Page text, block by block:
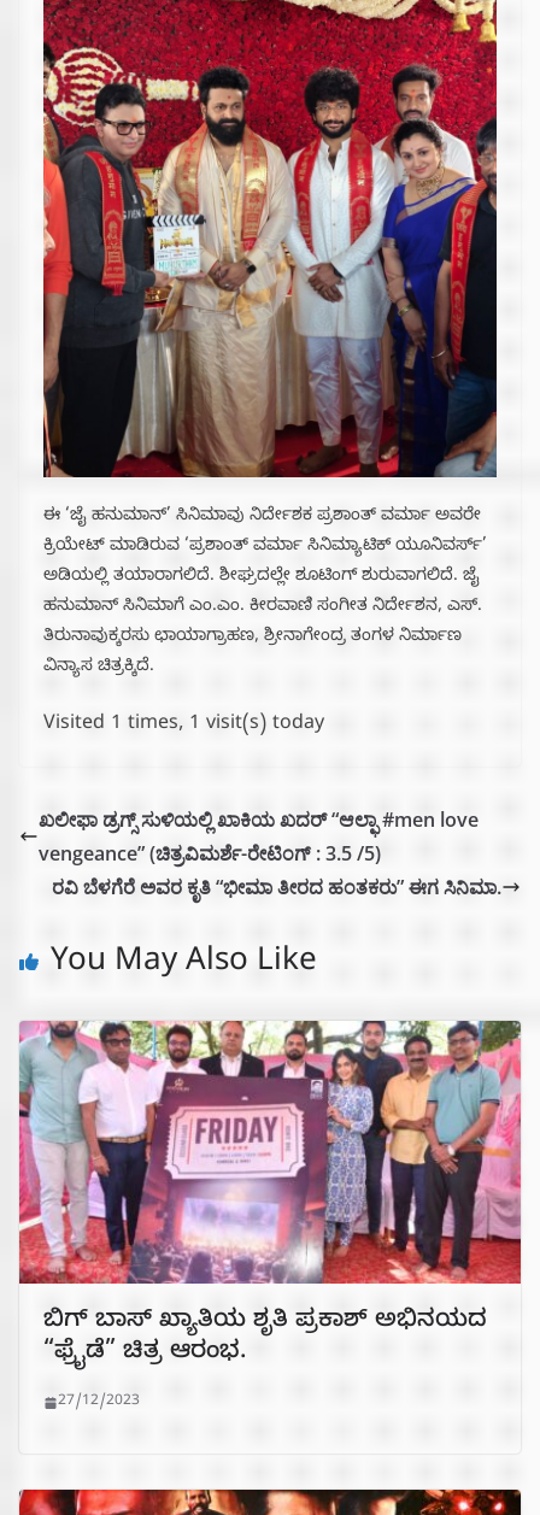
ಈ ‘ಜೈ ಹನುಮಾನ್‌’ ಸಿನಿಮಾವು ನಿರ್ದೇಶಕ ಪ್ರಶಾಂತ್ ವರ್ಮಾ ಅವರೇ
ಕ್ರಿಯೇಟ್ ಮಾಡಿರುವ ‘ಪ್ರಶಾಂತ್ ವರ್ಮಾ ಸಿನಿಮ್ಯಾಟಿಕ್ ಯೂನಿವರ್ಸ್’
ಅಡಿಯಲ್ಲಿ ತಯಾರಾಗಲಿದೆ. ಶೀಘ್ರದಲ್ಲೇ ಶೂಟಿಂಗ್ ಶುರುವಾಗಲಿದೆ‌. ಜೈ
ಹನುಮಾನ್ ಸಿನಿಮಾಗೆ ಎಂ.ಎಂ. ಕೀರವಾಣಿ ಸಂಗೀತ ನಿರ್ದೇಶನ, ಎಸ್.
ತಿರುನಾವುಕ್ಕರಸು ಛಾಯಾಗ್ರಾಹಣ, ಶ್ರೀನಾಗೇಂದ್ರ ತಂಗಳ ನಿರ್ಮಾಣ
ವಿನ್ಯಾಸ ಚಿತ್ರಕ್ಕಿದೆ.
Visited 1 times, 1 visit(s) today
ಖಲೀಫಾ ಡ್ರಗ್ಸ್ ಸುಳಿಯಲ್ಲಿ ಖಾಕಿಯ ಖದರ್ “ಆಲ್ಫಾ #men love
vengeance” (ಚಿತ್ರವಿಮರ್ಶೆ-ರೇಟಿಂಗ್ : 3.5 /5)
ರವಿ ಬೆಳಗೆರೆ ಅವರ ಕೃತಿ “ಭೀಮಾ ತೀರದ ಹಂತಕರು” ಈಗ ಸಿನಿಮಾ.
You May Also Like
ಬಿಗ್ ಬಾಸ್ ಖ್ಯಾತಿಯ ಶೃತಿ ಪ್ರಕಾಶ್ ಅಭಿನಯದ
“ಫ್ರೈಡೆ” ಚಿತ್ರ ಆರಂಭ.
27/12/2023